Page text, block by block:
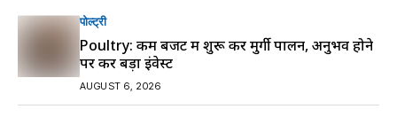
पोल्ट्री
Poultry: कम बजट में शुरू करें मुर्गी पालन, अनुभव होने
पर करें बड़ा इंवेस्ट
AUGUST 6, 2026